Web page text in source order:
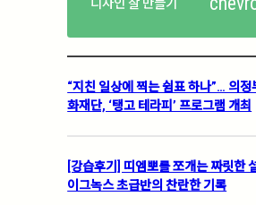
“지친 일상에 찍는 쉼표 하나”… 의정
화재단, ‘탱고 테라피’ 프로그램 개최
[강습후기] 띠엠뽀를 쪼개는 짜릿한
이그녹스 초급반의 찬란한 기록